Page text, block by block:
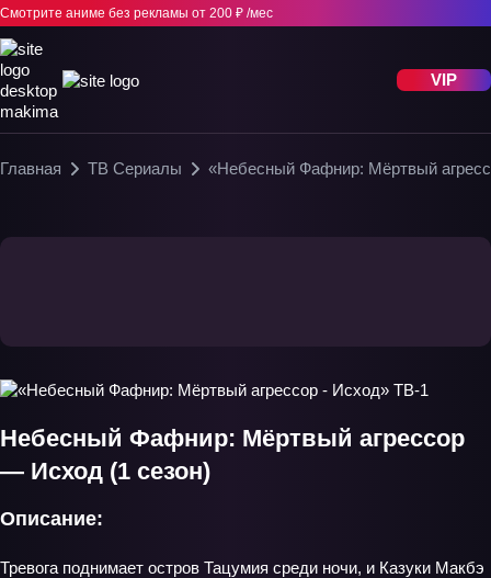
Смотрите аниме без рекламы от 200 ₽ /мес
VIP
Главная ТВ Сериалы «Небесный Фафнир: Мёртвый
Небесный Фафнир: Мёртвый агрессор
— Исход (1 сезон)
Описание:
Тревога поднимает остров Тацумия среди ночи, и Казуки Макбэ